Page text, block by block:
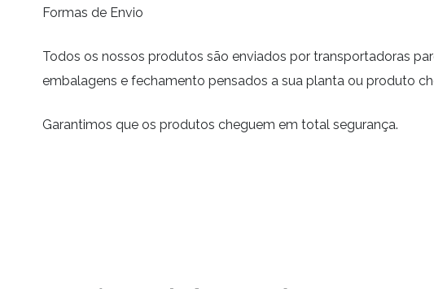
Formas de Envio
Todos os nossos produtos são enviados por transportadoras
embalagens e fechamento pensados a sua planta ou produto
Garantimos que os produtos cheguem em total segurança.